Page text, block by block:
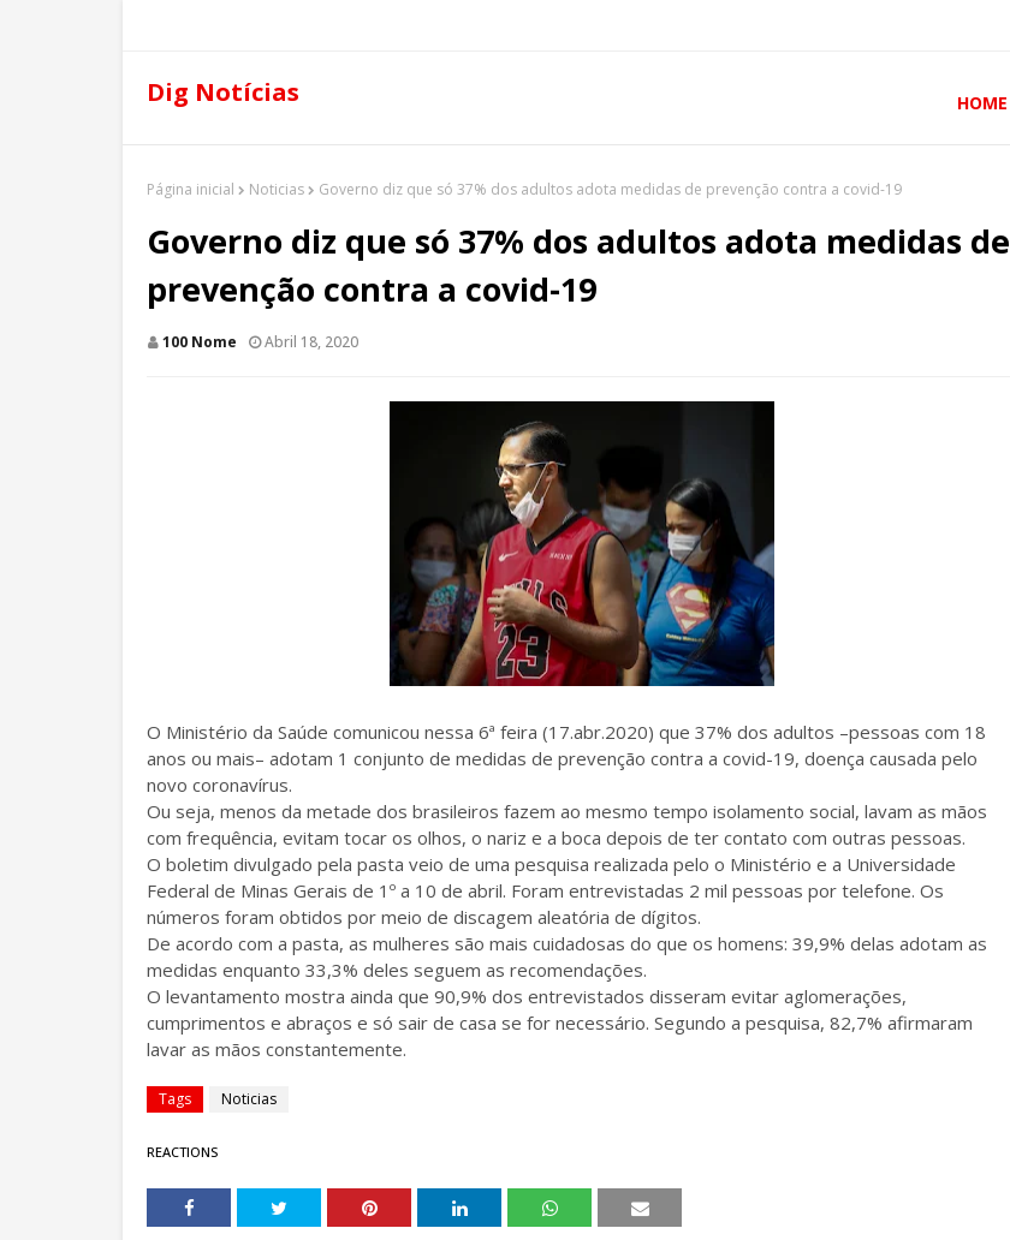
Dig Notícias HOME
Página inicial Noticias Governo diz que só 37% dos adultos adota medidas de prevenção contra a covid-19
Governo diz que só 37% dos adultos adota medidas de
prevenção contra a covid-19
100 Nome Abril 18, 2020
O Ministério da Saúde comunicou nessa 6ª feira (17.abr.2020) que 37% dos adultos –pessoas com 18
anos ou mais– adotam 1 conjunto de medidas de prevenção contra a covid-19, doença causada pelo
novo coronavírus.
Ou seja, menos da metade dos brasileiros fazem ao mesmo tempo isolamento social, lavam as mãos
com frequência, evitam tocar os olhos, o nariz e a boca depois de ter contato com outras pessoas.
O boletim divulgado pela pasta veio de uma pesquisa realizada pelo o Ministério e a Universidade
Federal de Minas Gerais de 1º a 10 de abril. Foram entrevistadas 2 mil pessoas por telefone. Os
números foram obtidos por meio de discagem aleatória de dígitos.
De acordo com a pasta, as mulheres são mais cuidadosas do que os homens: 39,9% delas adotam as
medidas enquanto 33,3% deles seguem as recomendações.
O levantamento mostra ainda que 90,9% dos entrevistados disseram evitar aglomerações,
cumprimentos e abraços e só sair de casa se for necessário. Segundo a pesquisa, 82,7% afirmaram
lavar as mãos constantemente.
Tags Noticias
REACTIONS